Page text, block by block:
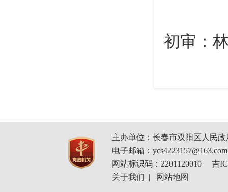
初审：
主办单位：长春市双阳区人民政
电子邮箱：ycs4223157@163.com
网站标识码：2201120010
吉
关于我们 | 网站地图